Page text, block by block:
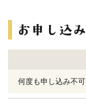
何度も申し込み不可